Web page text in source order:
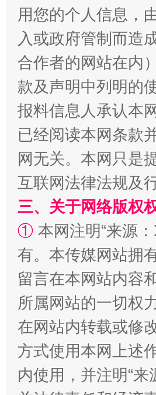
漫山遍野的桃花与雪山、麦地、白
招工难、用工荒背后
用您的个人信息，
入或政府管制而造
合作者的网站在内
款及声明中列明的
报料信息人承认本
已经阅读本网条款
网无关。本网只是
互联网法律法规及
三、关于网络版权
① 本网注明“来源
有。本传媒网站拥
留言在本网站内容
所属网站的一切权
在网站内转载或修
方式使用本网上述
内使用，并注明“